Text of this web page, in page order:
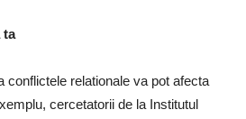
ta
conflictele relationale va pot afecta
cercetatorii de la Institutul